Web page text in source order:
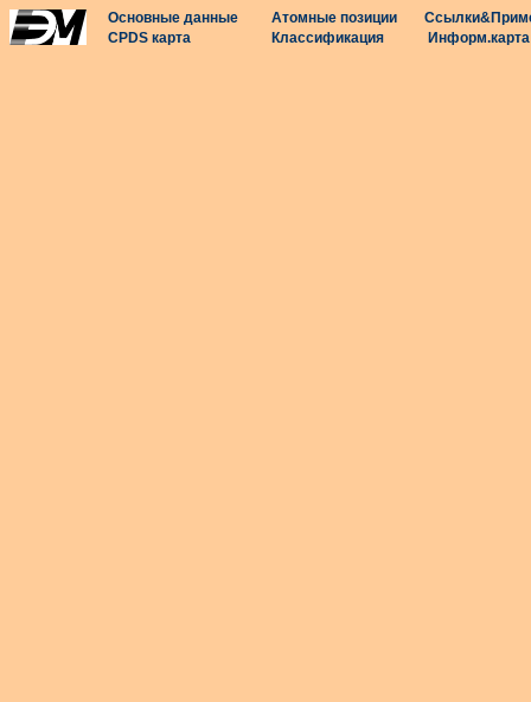
Основные данные Атомные позиции
CPDS карта
Классификация Информ.карта